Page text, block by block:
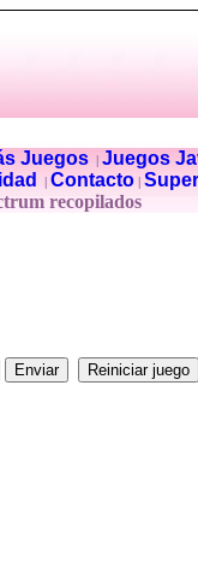
Juegos| Juegos
Contacto
recopilados